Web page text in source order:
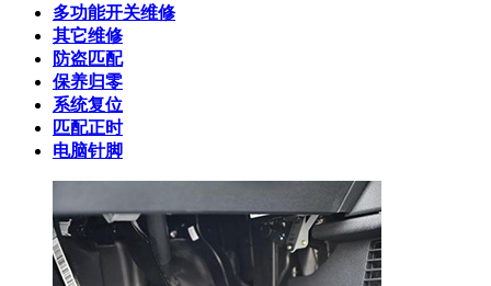
多功能开关维修
其它维修
防盗匹配
保养归零
系统复位
匹配正时
电脑针脚